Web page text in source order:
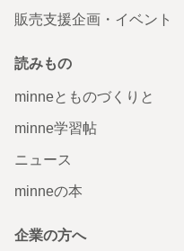
販売支援企画・イベント
読みもの
minneとものづくりと
minne学習帖
ニュース
minneの本
企業の方へ